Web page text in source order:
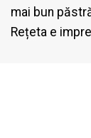
mai bun
Rețeta e